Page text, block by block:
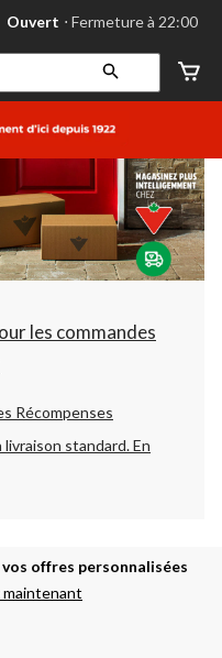
Ouvert ⋅ Fermeture à 22:00
les commandes
Récompenses
livraison standard.En
offres personnalisées